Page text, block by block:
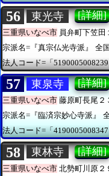
56 東光寺 [詳細]
三重県いなべ市 員弁町下笠田
宗派名=『真宗仏光寺派』
全
法人コード=「
57 東泉寺 [詳細]
三重県いなべ市 藤原町長尾２
宗派名=『臨済宗妙心寺派』
法人コード=「
58 東林寺 [詳細]
三重県いなべ市 北勢町川原２